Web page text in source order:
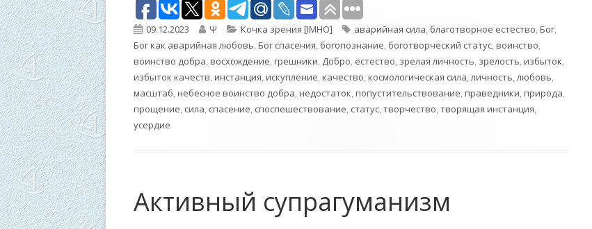
Опубликовано
09.12.2023 Автор
Ψ Рубрики
Кочка зрения [IMHO] Метки
аварийная сила, благотворное естество,Бог,
Бог как аварийная любовь,Бог спасения, богопознание, боготворческий статус,воинство,
воинство добра,восхождение,грешники, Добро, естество, зрелая личность, зрелость,избыток,
избыток качеств,инстанция,искупление,качество,космологическая сила,личность,любовь,
масштаб,небесное воинство добра,недостаток,попустительствование,праведники,природа,
прощение, сила, спасение, споспешествование, статус,творчество,творящая инстанция,
усердие
Активный супрагуманизм